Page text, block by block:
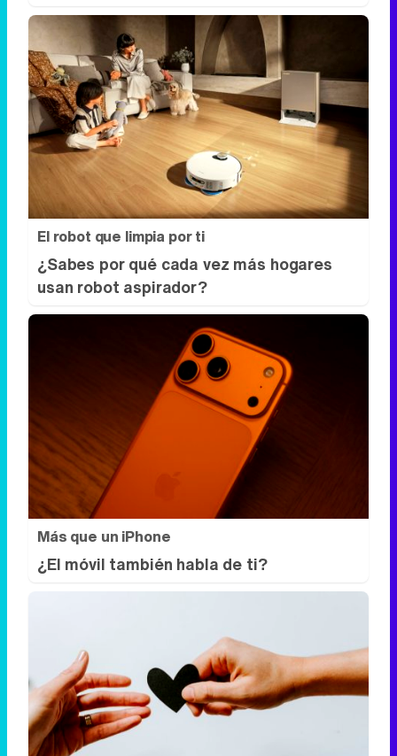
El robot que limpia por ti
¿Sabes por qué cada vez más hogares
usan robot aspirador?
Más que un iPhone
¿El móvil también habla de ti?